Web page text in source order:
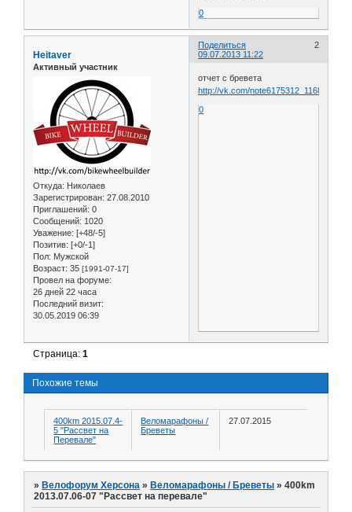
0
Поделиться
2
09.07.2013 11:22
Heitaver
Активный участник
Откуда: Николаев
Зарегистрирован: 27.08.2010
Приглашений: 0
Сообщений: 1020
Уважение: [+48/-5]
Позитив: [+0/-1]
Пол: Мужской
Возраст: 35 [1991-07-17]
Провел на форуме:
26 дней 22 часа
Последний визит:
30.05.2019 06:39
отчет с бревета
http://vk.com/note6175312_11685228
0
Страница:1
Похожие темы
400km 2015.07.4-
5 "Рассвет на
Перевале"
Веломарафоны /
Бреветы
27.07.2015
»Велофорум Херсона »Веломарафоны / Бреветы »400km
2013.07.06-07 "Рассвет на перевале"